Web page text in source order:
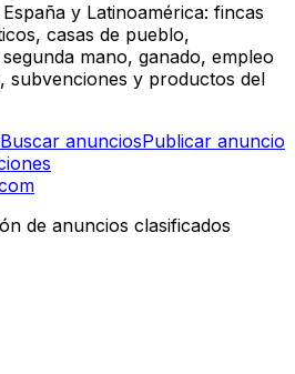
y Latinoamérica: fincas
casas de pueblo,
mano, ganado, empleo
subvenciones y productos del
Buscar anunciosPublicar anuncio
de anuncios clasificados